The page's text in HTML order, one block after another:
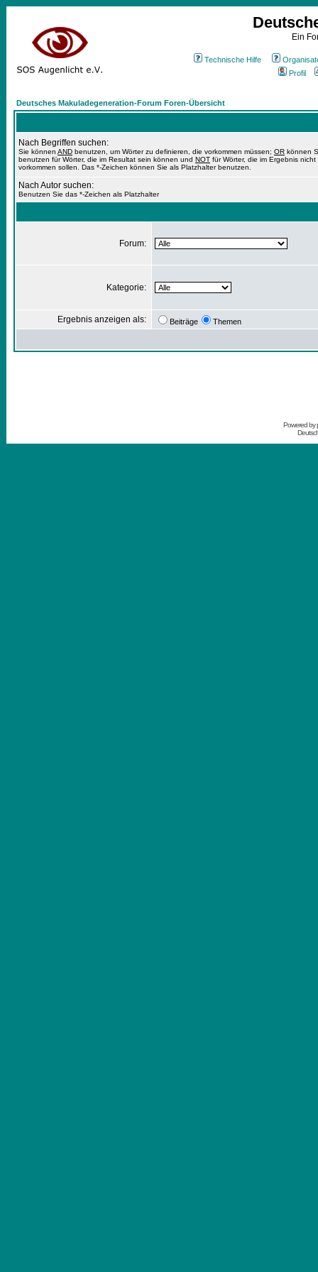
Ein
Technische Hilfe
Profil
Deutsches Makuladegeneration-Forum Foren-Übersicht
Nach Begriffen suchen:
Sie können AND benutzen, um Wörter zu definieren, die vorkommen müssen; OR können
benutzen für Wörter, die im Resultat sein können und NOT für Wörter, die im Ergebnis nicht
vorkommen sollen. Das *-Zeichen können Sie als Platzhalter benutzen.
Nach Autor suchen:
Benutzen Sie das *-Zeichen als Platzhalter
Forum:
Kategorie:
Ergebnis anzeigen als: Beiträge Themen
Powered by